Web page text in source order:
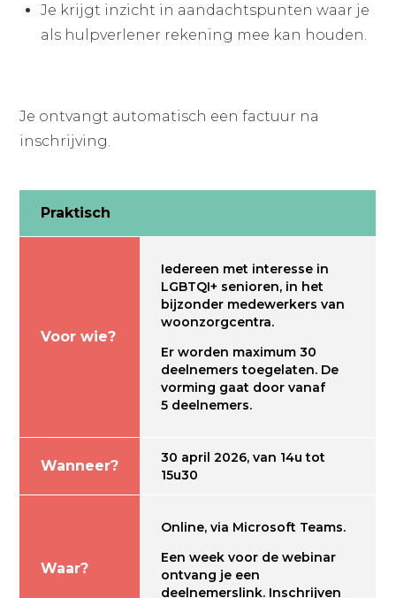
Je krijgt inzicht in aandachtspunten waar je
als hulpverlener rekening mee kan houden.
Je ontvangt automatisch een factuur na
inschrijving.
Praktisch
Voor wie?
Iedereen met interesse in
LGBTQI+ senioren, in het
bijzonder medewerkers van
woonzorgcentra.
Er worden maximum 30
deelnemers toegelaten. De
vorming gaat door vanaf
5 deelnemers.
Wanneer?
30 april 2026, van 14u tot
15u30
Waar?
Online, via Microsoft Teams.
Een week voor de webinar
ontvang je een
deelnemerslink. Inschrijven